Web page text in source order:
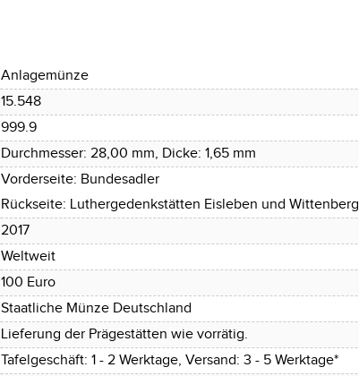
Anlagemünze
15.548
999.9
Durchmesser: 28,00 mm, Dicke: 1,65 mm
Vorderseite: Bundesadler
Rückseite: Luthergedenkstätten Eisleben und Wittenberg
2017
Weltweit
100 Euro
Staatliche Münze Deutschland
Lieferung der Prägestätten wie vorrätig.
Tafelgeschäft: 1 - 2 Werktage, Versand: 3 - 5 Werktage*